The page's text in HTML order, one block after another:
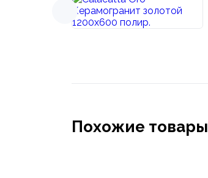
Похожие товары